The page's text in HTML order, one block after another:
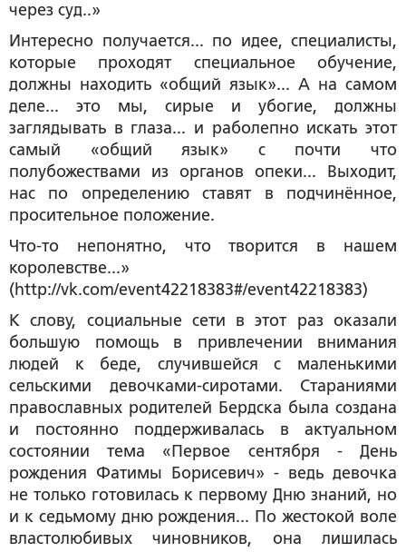
через суд..»
Интересно получается... по идее, специалисты,
которые проходят специальное обучение,
должны находить «общий язык»... А на самом
деле... это мы, сирые и убогие, должны
заглядывать в глаза... и раболепно искать этот
самый «общий язык» с почти что
полубожествами из органов опеки... Выходит,
нас по определению ставят в подчинённое,
просительное положение.
Что-то непонятно, что творится в нашем
королевстве...»
(http://vk.com/event42218383#/event42218383)
К слову, социальные сети в этот раз оказали
большую помощь в привлечении внимания
людей к беде, случившейся с маленькими
сельскими девочками-сиротами. Стараниями
православных родителей Бердска была создана
и постоянно поддерживалась в актуальном
состоянии тема «Первое сентября - День
рождения Фатимы Борисевич» - ведь девочка
не только готовилась к первому Дню знаний, но
и к седьмому дню рождения... По жестокой воле
властолюбивых чиновников, она лишилась